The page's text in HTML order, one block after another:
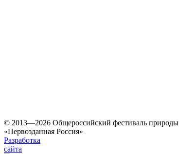
© 2013—2026 Общероссийский фестиваль природы
«Первозданная Россия»
Разработка
сайта